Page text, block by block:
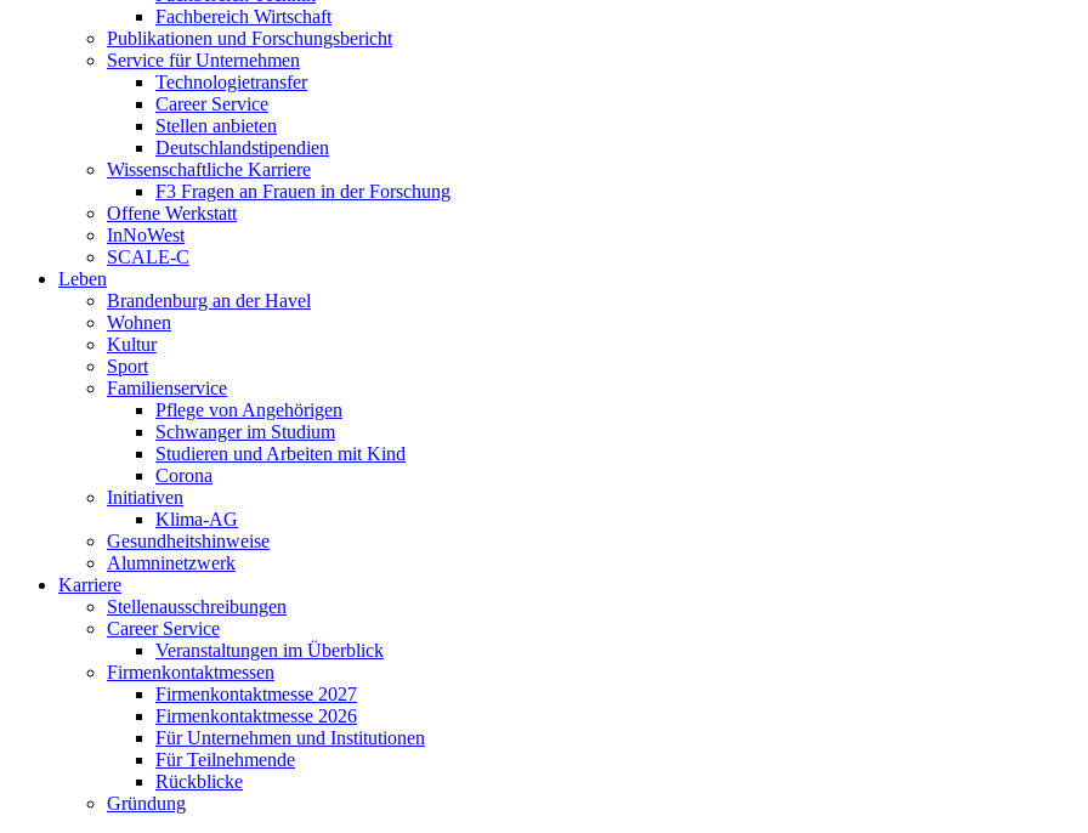
Fachbereich Wirtschaft
Publikationen und Forschungsbericht
Service für Unternehmen
Technologietransfer
Career Service
Stellen anbieten
Deutschlandstipendien
Wissenschaftliche Karriere
F3 Fragen an Frauen in der Forschung
Offene Werkstatt
InNoWest
SCALE-C
Leben
Brandenburg an der Havel
Wohnen
Kultur
Sport
Familienservice
Pflege von Angehörigen
Schwanger im Studium
Studieren und Arbeiten mit Kind
Corona
Initiativen
Klima-AG
Gesundheitshinweise
Alumninetzwerk
Karriere
Stellenausschreibungen
Career Service
Veranstaltungen im Überblick
Firmenkontaktmessen
Firmenkontaktmesse 2027
Firmenkontaktmesse 2026
Für Unternehmen und Institutionen
Für Teilnehmende
Rückblicke
Gründung